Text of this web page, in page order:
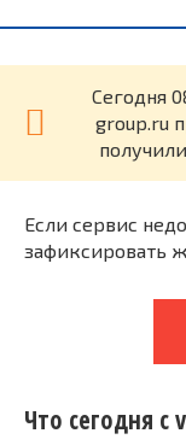
Cегодня
group.ru
Если сервис
зафиксировать
Что сегодня с